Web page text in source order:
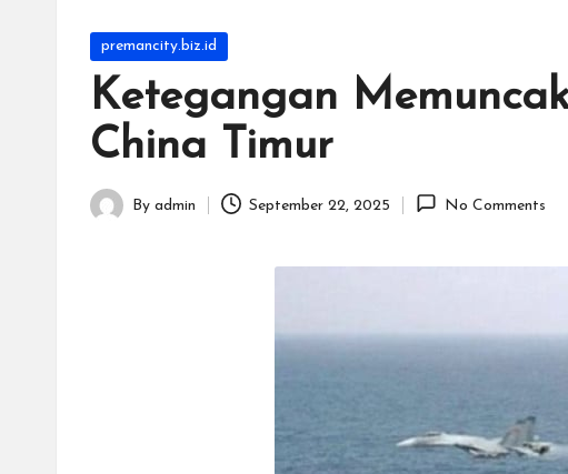
Posted
in
premancity.biz.id
Ketegangan
China Timur
Posted
By admin September 22, 2025 No Comments